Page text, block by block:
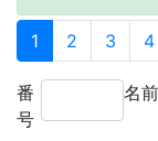
1 2 3 4
番
号
名前